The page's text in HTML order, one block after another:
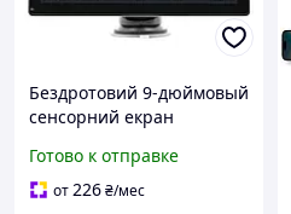
Бездротовий 9-дюймовый
сенсорний екран
Портативный
автомобильный MP5-
Готово к отправке
от226₴/мес